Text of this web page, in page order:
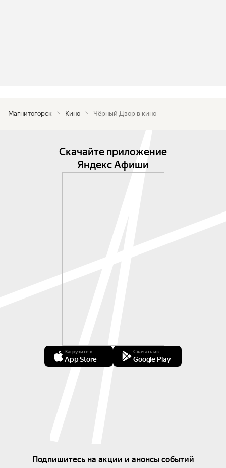
Магнитогорск Кино Чёрный Двор в кино
Скачайте приложение
Яндекс Афиши
Загрузите в
App Store
Скачать из
Google Play
Подпишитесь на акции и анонсы событий